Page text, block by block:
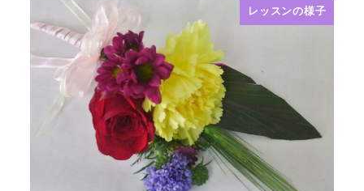
レッスンの様子